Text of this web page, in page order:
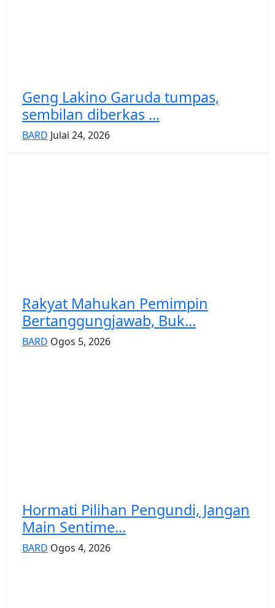
Geng Lakino Garuda tumpas,
sembilan diberkas ...
BARD Julai 24, 2026
Rakyat Mahukan Pemimpin
Bertanggungjawab, Buk...
BARD Ogos 5, 2026
Hormati Pilihan Pengundi, Jangan
Main Sentime...
BARD Ogos 4, 2026